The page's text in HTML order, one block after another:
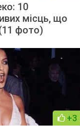
10
місць, що
фото)
+3